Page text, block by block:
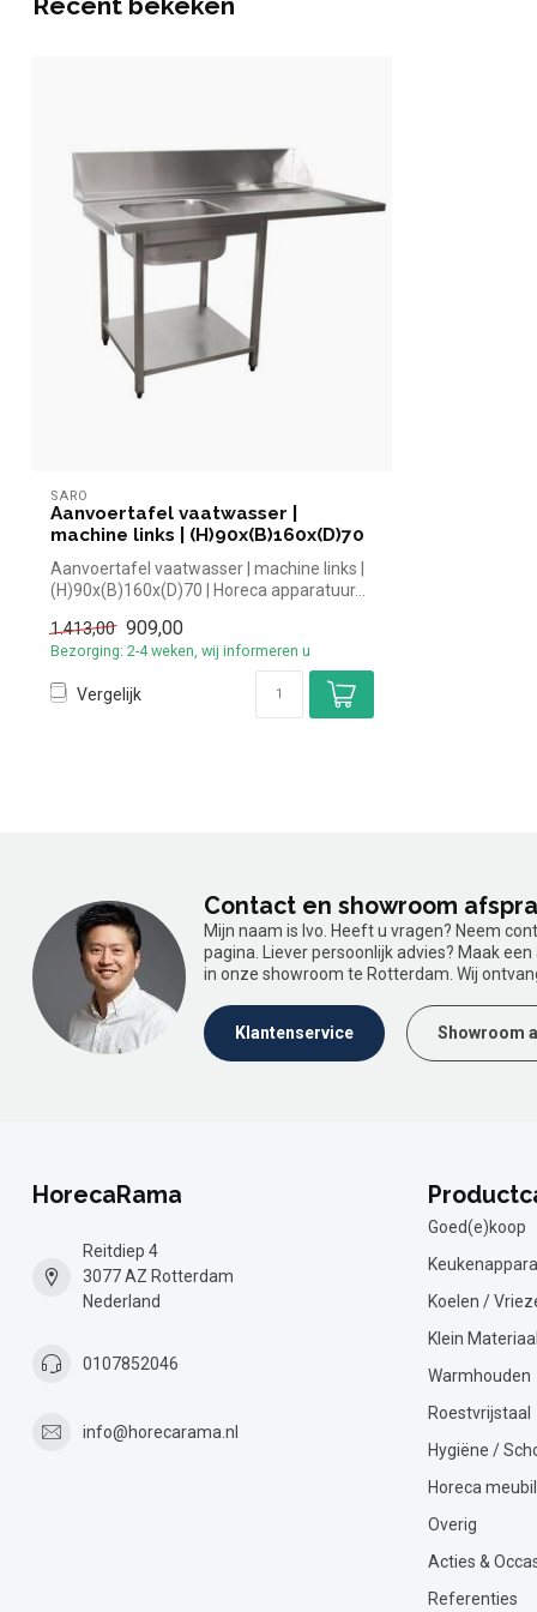
SARO
Aanvoertafel vaatwasser |
machine links | (H)90x(B)160x(D)70
Aanvoertafel vaatwasser | machine links |
(H)90x(B)160x(D)70 | Horeca apparatuur...
1.413,00 909,00
Bezorging: 2-4 weken, wij informeren u
Vergelijk
Contact en showroom
Mijn naam is Ivo. Heeft u vragen? Neem
pagina. Liever persoonlijk advies? Maak
in onze showroom te Rotterdam. Wij
Klantenservice Showroom
HorecaRama
Reitdiep 4
3077 AZ Rotterdam
Nederland
0107852046
info@horecarama.nl
Goed(e)koop
Koelen /
Klein Materiaal
Warmhouden
Roestvrijstaal
Hygiëne /
Horeca
Overig
Acties &
Referenties